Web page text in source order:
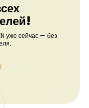
уже сейчас — без